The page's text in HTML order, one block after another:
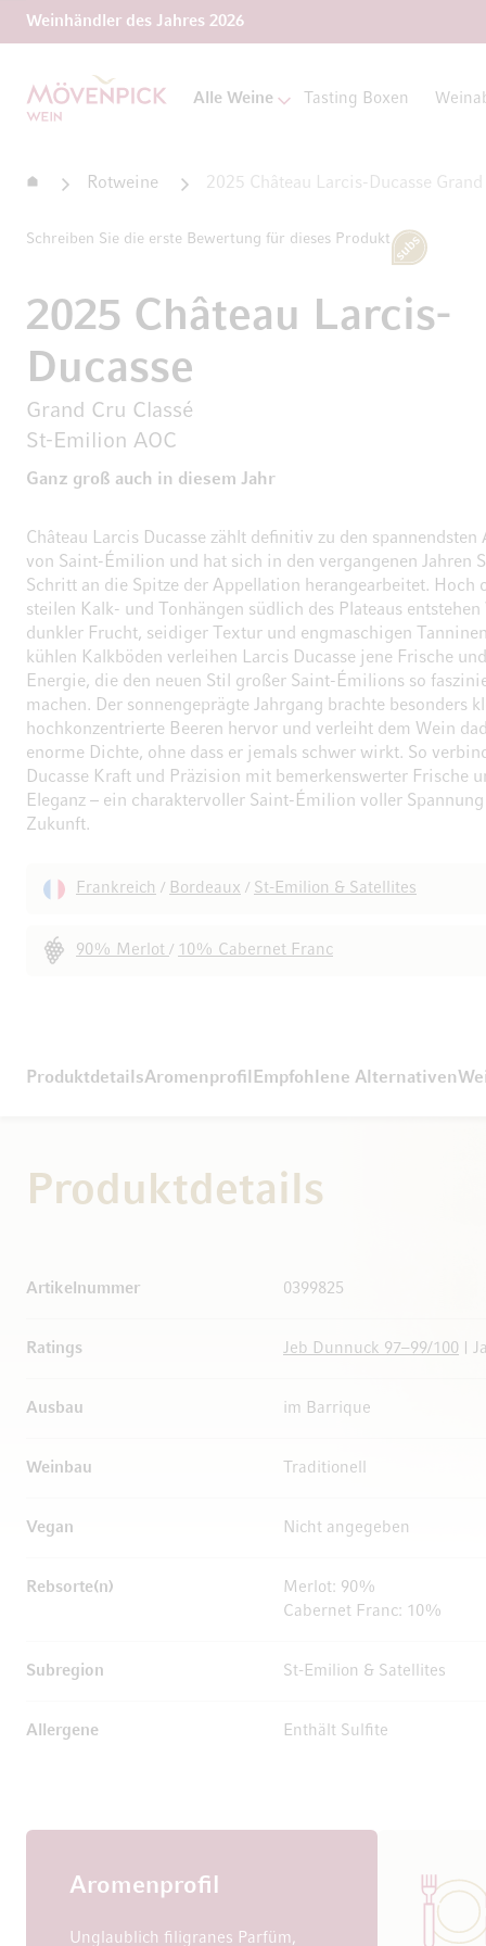
Weinhändler des Jahres 2026
Zur Startseite
Alle Weine Tasting Boxen
StartseiteRotweine 2025 Château Larcis-Ducasse
Schreiben Sie die erste Bewertung für dieses Produkt
2025 Château Larcis-
Ducasse
Grand Cru Classé
St-Emilion AOC
Ganz groß auch in diesem Jahr
Château Larcis Ducasse zählt definitiv zu den spannendsten
von Saint-Émilion und hat sich in den vergangenen Jahren
Schritt an die Spitze der Appellation herangearbeitet. Hoch
steilen Kalk- und Tonhängen südlich des Plateaus
dunkler Frucht, seidiger Textur und engmaschigen
kühlen Kalkböden verleihen Larcis Ducasse jene Frische
Energie, die den neuen Stil großer Saint-Émilions so
machen. Der sonnengeprägte Jahrgang brachte besonders
hochkonzentrierte Beeren hervor und verleiht dem Wein
enorme Dichte, ohne dass er jemals schwer wirkt. So
Ducasse Kraft und Präzision mit bemerkenswerter Frische
Eleganz – ein charaktervoller Saint-Émilion voller Spannung
Zukunft.
Frankreich / Bordeaux / St-Emilion & Satellites
90% Merlot / 10% Cabernet Franc
ProduktdetailsAromenprofil Empfohlene Alternativen
Produktdetails
Artikelnummer 0399825
Ratings Jeb Dunnuck 97–99/100 |
Ausbau im Barrique
Weinbau Traditionell
Vegan Nicht angegeben
Rebsorte(n)
Merlot: 90%
Cabernet Franc: 10%
Subregion St-Emilion & Satellites
Allergene Enthält Sulfite
Aromenprofil
Unglaublich filigranes Parfüm,